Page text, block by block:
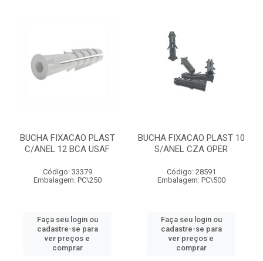
BUCHA FIXACAO PLAST
C/ANEL 12 BCA USAF
Código: 33379
Embalagem: PC\250
Faça seu login ou
cadastre-se para
ver preços e
comprar
BUCHA FIXACAO PLAST 10
S/ANEL CZA OPER
Código: 28591
Embalagem: PC\500
Faça seu login ou
cadastre-se para
ver preços e
comprar